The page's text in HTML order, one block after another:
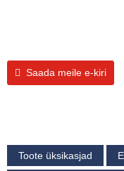
Saada meile e-kiri
Toote üksikasjad